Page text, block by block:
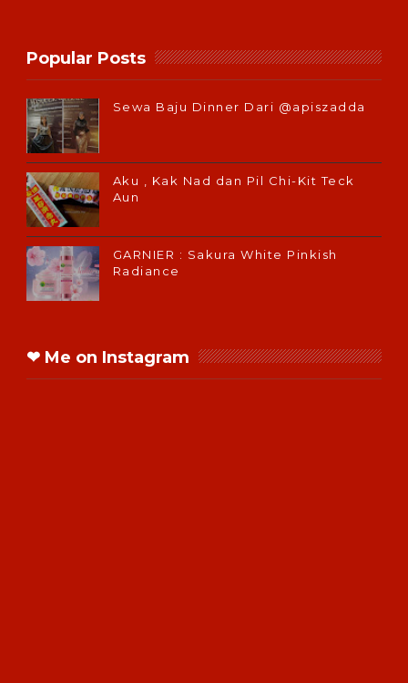
Popular Posts
Sewa Baju Dinner Dari @apiszadda
Aku , Kak Nad dan Pil Chi-Kit Teck
Aun
GARNIER : Sakura White Pinkish
Radiance
❤ Me on Instagram